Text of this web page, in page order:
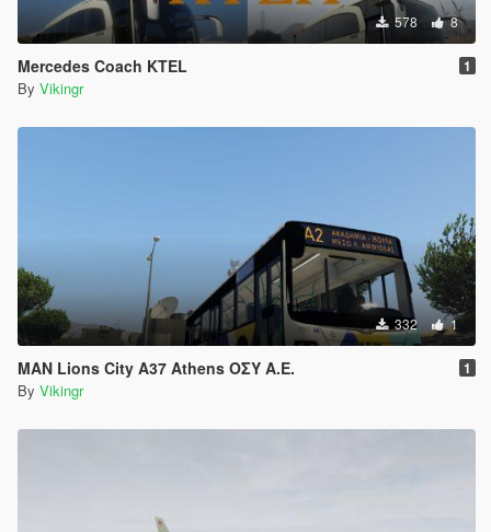
578 8
Mercedes Coach KTEL 1
By Vikingr
332 1
MAN Lions City A37 Athens ΟΣΥ Α.Ε. 1
By Vikingr